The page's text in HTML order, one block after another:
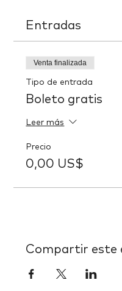
Entradas
Venta finalizada
Tipo de entrada
Boleto gratis
Leer más
Precio
0,00 US$
Compartir este